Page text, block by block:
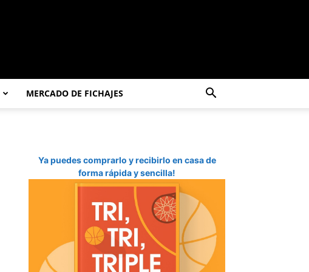
MERCADO DE FICHAJES
Ya puedes comprarlo y recibirlo en casa de
forma rápida y sencilla!